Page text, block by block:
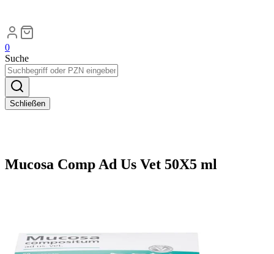
0
Suche
Schließen
Mucosa Comp Ad Us Vet 50X5 ml